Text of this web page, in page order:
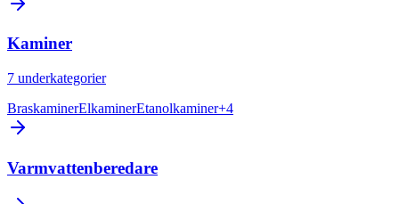
Kaminer
7 underkategorier
BraskaminerElkaminerEtanolkaminer+4
Varmvattenberedare